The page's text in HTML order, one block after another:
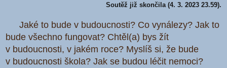
Soutěž již skončila (4. 3. 2023 23.59).
Jaké to bude v budoucnosti? Co vynálezy? Jak to
bude všechno fungovat? Chtěl(a) bys žít
v budoucnosti, v jakém roce? Myslíš si, že bude
v budoucnosti škola? Jak se budou léčit nemoci?